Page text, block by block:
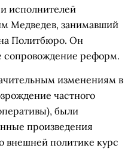
исполнителей
Медведев, занимавший
Политбюро. Он
сопровождение реформ.
изменениям в
частного
были
произведения
внешней политике курс